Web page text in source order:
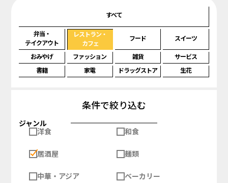
すべて
弁当・
テイクアウト
レストラン・
カフェ
フード スイーツ
おみやげ ファッション 雑貨
サービス
書籍
家電 ドラッグストア 生花
条件で絞り込む
ジャンル
洋食
和食
居酒屋 麺類
中華・アジア ベーカリー